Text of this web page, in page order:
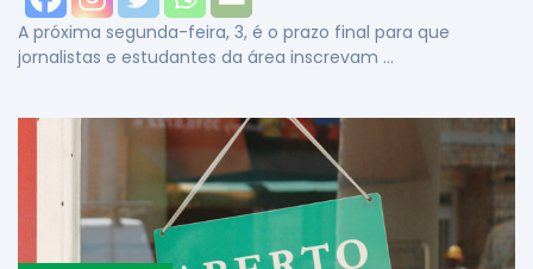
A próxima segunda-feira, 3, é o prazo final para que
jornalistas e estudantes da área inscrevam …